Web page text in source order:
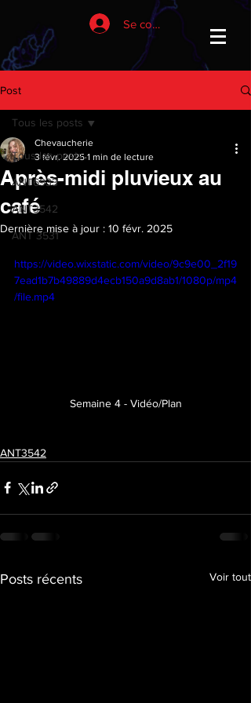
Se connecter
Post
Tous les posts
ANT6933
ANT3542
ANT 3531
Tous les posts
Après-midi pluvieux au
café
Chevaucherie
3 févr. 2025 1 min de lecture
Dernière mise à jour : 10 févr. 2025
https://video.wixstatic.com/video/9c9e00_2f19
7ead1b7b49889d4ecb150a9d8ab1/1080p/mp4
/file.mp4
Semaine 4 - Vidéo/Plan
ANT3542
Posts récents Voir tout